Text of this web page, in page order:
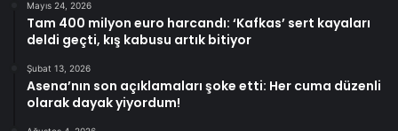
Mayıs 24, 2026
Tam 400 milyon euro harcandı: ‘Kafkas’ sert kayaları
deldi geçti, kış kabusu artık bitiyor
Şubat 13, 2026
Asena’nın son açıklamaları şoke etti: Her cuma düzenli
olarak dayak yiyordum!